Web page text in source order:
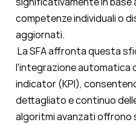
competenze individuali o
aggiornati.
La SFA affronta questa
l'integrazione automatica
indicator (KPI),
dettagliato e continuo
algoritmi avanzati offrono